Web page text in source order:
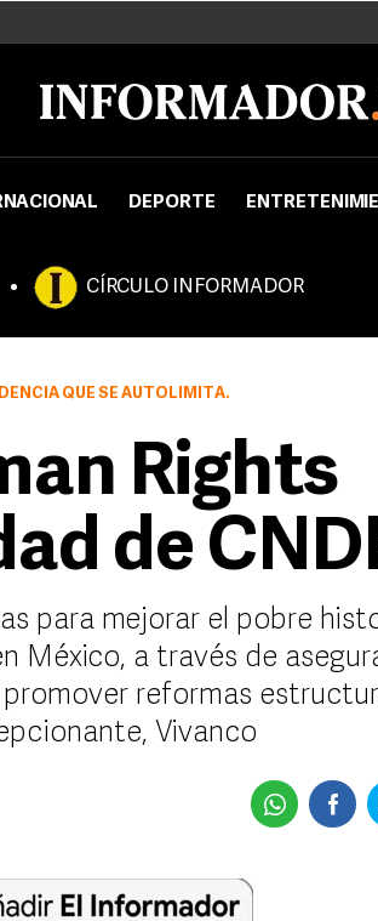
DEPORTE
CÍRCULO INFORMADOR
QUE SE AUTOLIMITA.
Rights
de
para mejorar el pobre
México, a través de
reformas
Vivanco